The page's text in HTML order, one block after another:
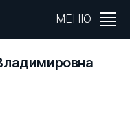
МЕНЮ